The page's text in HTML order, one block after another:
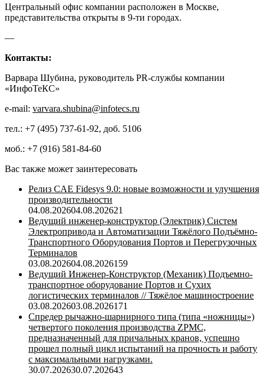
Центральный офис компании расположен в Москве,
представительства открыты в 9-ти городах.
—
Контакты:
Варвара Шубина, руководитель PR-службы компании
«ИнфоТеКС»
e-mail: varvara.shubina@infotecs.ru
тел.: +7 (495) 737-61-92, доб. 5106
моб.: +7 (916) 581-84-60
Вас также может заинтересовать
Релиз CAE Fidesys 9.0: новые возможности и улучшения
производительности
04.08.202604.08.202621
Ведущий инженер-конструктор (Электрик) Систем
Электропривода и Автоматизации Тяжёлого Подъёмно-
Транспортного Оборудования Портов и Перегрузочных
Терминалов
03.08.202604.08.2026159
Ведущий Инженер-Конструктор (Механик) Подъемно-
транспортное оборудование Портов и Сухих
логистических терминалов // Тяжёлое машиностроение
03.08.202603.08.2026171
Спредер рычажно-шарнирного типа (типа «ножницы»)
четвертого поколения производства ZPMC,
предназначенный для причальных кранов, успешно
прошел полный цикл испытаний на прочность и работу
с максимальными нагрузками.
30.07.202630.07.202643